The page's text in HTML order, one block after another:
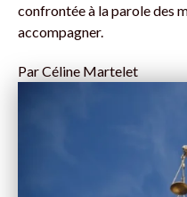
confrontée à la parole des
accompagner.
ParCéline Martelet